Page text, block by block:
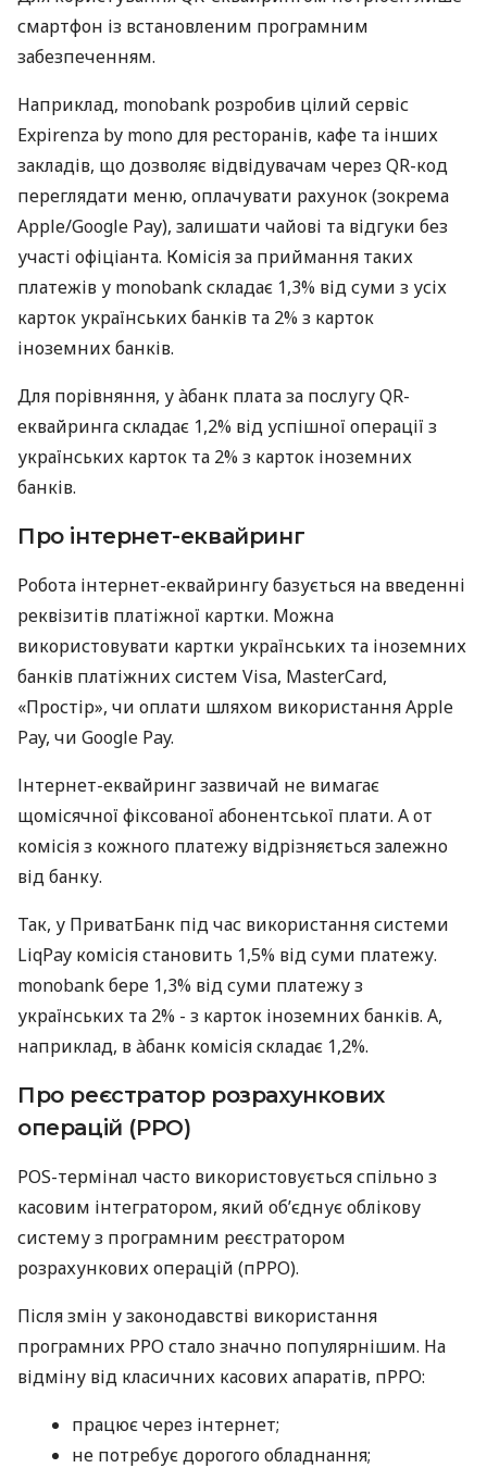
смартфон із встановленим програмним
забезпеченням.
Наприклад, monobank розробив цілий сервіс
Expirenza by mono для ресторанів, кафе та інших
закладів, що дозволяє відвідувачам через QR-код
переглядати меню, оплачувати рахунок (зокрема
Apple/Google Pay), залишати чайові та відгуки без
участі офіціанта. Комісія за приймання таких
платежів у monobank складає 1,3% від суми з усіх
карток українських банків та 2% з карток
іноземних банків.
Для порівняння, у àбанк плата за послугу QR-
еквайринга складає 1,2% від успішної операції з
українських карток та 2% з карток іноземних
банків.
Про інтернет-еквайринг
Робота інтернет-еквайрингу базується на введенні
реквізитів платіжної картки. Можна
використовувати картки українських та іноземних
банків платіжних систем Visa, MasterCard,
«Простір», чи оплати шляхом використання Apple
Pay, чи Google Pay.
Інтернет-еквайринг зазвичай не вимагає
щомісячної фіксованої абонентської плати. А от
комісія з кожного платежу відрізняється залежно
від банку.
Так, у ПриватБанк під час використання системи
LiqPay комісія становить 1,5% від суми платежу.
monobank бере 1,3% від суми платежу з
українських та 2% - з карток іноземних банків. А,
наприклад, в àбанк комісія складає 1,2%.
Про реєстратор розрахункових
операцій (РРО)
POS-термінал часто використовується спільно з
касовим інтегратором, який об’єднує облікову
систему з програмним реєстратором
розрахункових операцій (пРРО).
Після змін у законодавстві використання
програмних РРО стало значно популярнішим. На
відміну від класичних касових апаратів, пРРО:
працює через інтернет;
не потребує дорогого обладнання;